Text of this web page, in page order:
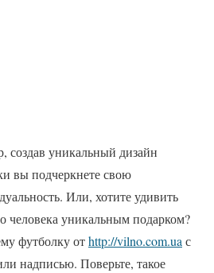
создав уникальный дизайн
вы подчеркнете свою
Или, хотите удивить
человека уникальным подарком?
футболку отhttp://vilno.com.uaс
надписью. Поверьте, такое